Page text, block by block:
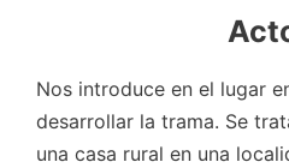
Nos introduce en el lugar
desarrollar la trama. Se
una casa rural en una